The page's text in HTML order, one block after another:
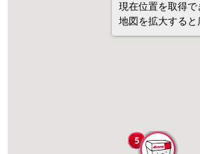
現在位置を取得で
地図を拡大すると